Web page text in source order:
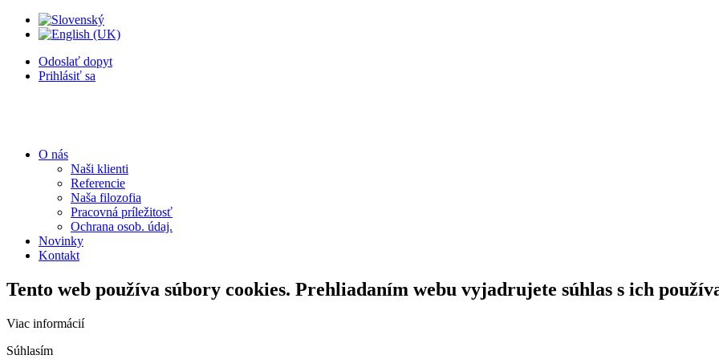
Odoslať dopyt
Prihlásiť sa
O nás
Naši klienti
Referencie
Naša filozofia
Pracovná príležitosť
Ochrana osob. údaj.
Novinky
Kontakt
Tento web používa súbory cookies. Prehliadaním webu vyjadrujete súhlas s ich
Viac informácií
Súhlasím